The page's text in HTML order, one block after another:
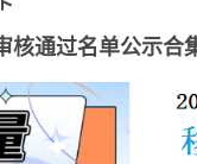
核通过名单公示合